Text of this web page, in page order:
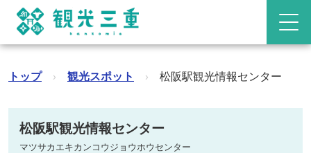
トップ › 観光スポット › 松阪駅観光情報センター
松阪駅観光情報センター
マツサカエキカンコウジョウホウセンター